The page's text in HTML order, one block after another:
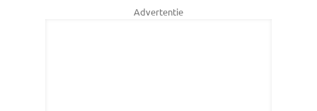
Advertentie